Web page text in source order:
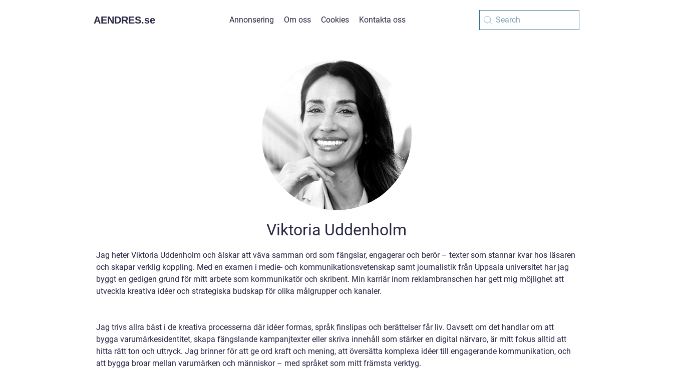
AENDRES.se Annonsering Om oss Cookies Kontakta oss
Viktoria Uddenholm
Jag heter Viktoria Uddenholm och älskar att väva samman ord som fängslar, engagerar och berör – texter som stannar kvar hos läsaren
och skapar verklig koppling. Med en examen i medie- och kommunikationsvetenskap samt journalistik från Uppsala universitet har jag
byggt en gedigen grund för mitt arbete som kommunikatör och skribent. Min karriär inom reklambranschen har gett mig möjlighet att
utveckla kreativa idéer och strategiska budskap för olika målgrupper och kanaler.
Jag trivs allra bäst i de kreativa processerna där idéer formas, språk finslipas och berättelser får liv. Oavsett om det handlar om att
bygga varumärkesidentitet, skapa fängslande kampanjtexter eller skriva innehåll som stärker en digital närvaro, är mitt fokus alltid att
hitta rätt ton och uttryck. Jag brinner för att ge ord kraft och mening, att översätta komplexa idéer till engagerande kommunikation, och
att bygga broar mellan varumärken och människor – med språket som mitt främsta verktyg.